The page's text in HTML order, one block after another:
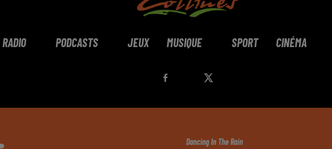
RADIO PODCASTS JEUX MUSIQUE SPORT CINÉMA
Dancing In The Rain